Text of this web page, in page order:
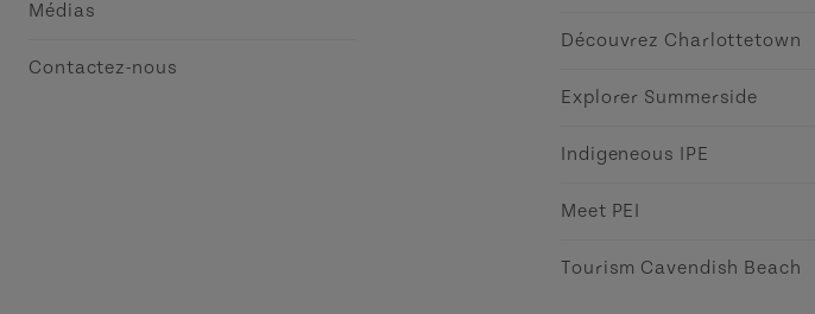
Médias
Contactez-nous
Découvrez Charlottetown
Explorer Summerside
Indigeneous IPE
Meet PEI
Tourism Cavendish Beach